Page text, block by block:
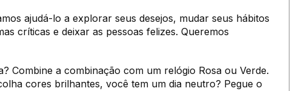
ajudá-lo a explorar seus desejos, mudar seus hábitos
críticas e deixar as pessoas felizes. Queremos
Combine a combinação com um relógio Rosa ou Verde.
cores brilhantes, você tem um dia neutro? Pegue o